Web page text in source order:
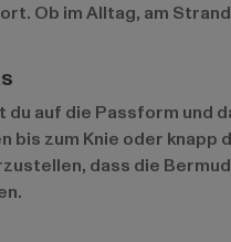
Ob im Alltag, am
auf die Passform und
bis zum Knie oder
dass die